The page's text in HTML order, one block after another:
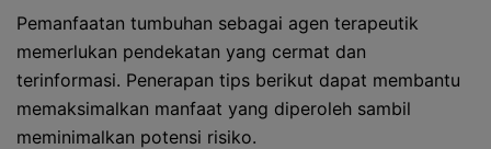
Pemanfaatan tumbuhan sebagai agen terapeutik
memerlukan pendekatan yang cermat dan
terinformasi. Penerapan tips berikut dapat membantu
memaksimalkan manfaat yang diperoleh sambil
meminimalkan potensi risiko.